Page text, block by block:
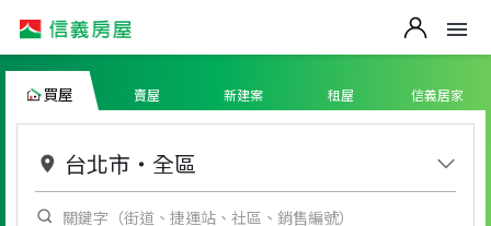
買屋 賣屋 新建案 租屋 信義居家
台北市 ・ 全區